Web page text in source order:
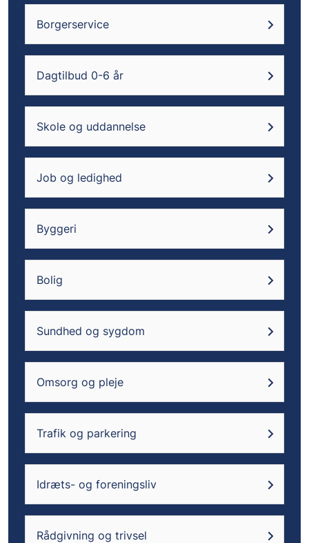
Borgerservice
Dagtilbud 0-6 år
Skole og uddannelse
Job og ledighed
Byggeri
Bolig
Sundhed og sygdom
Omsorg og pleje
Trafik og parkering
Idræts- og foreningsliv
Rådgivning og trivsel